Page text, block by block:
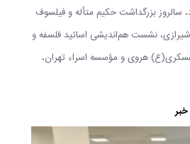
سالروز بزرگداشت حکیم متأله و فیلسوف
نشست هم‌اندیشی اساتید فلسفه و
هروی و مؤسسه اسراء تهران،
خبر